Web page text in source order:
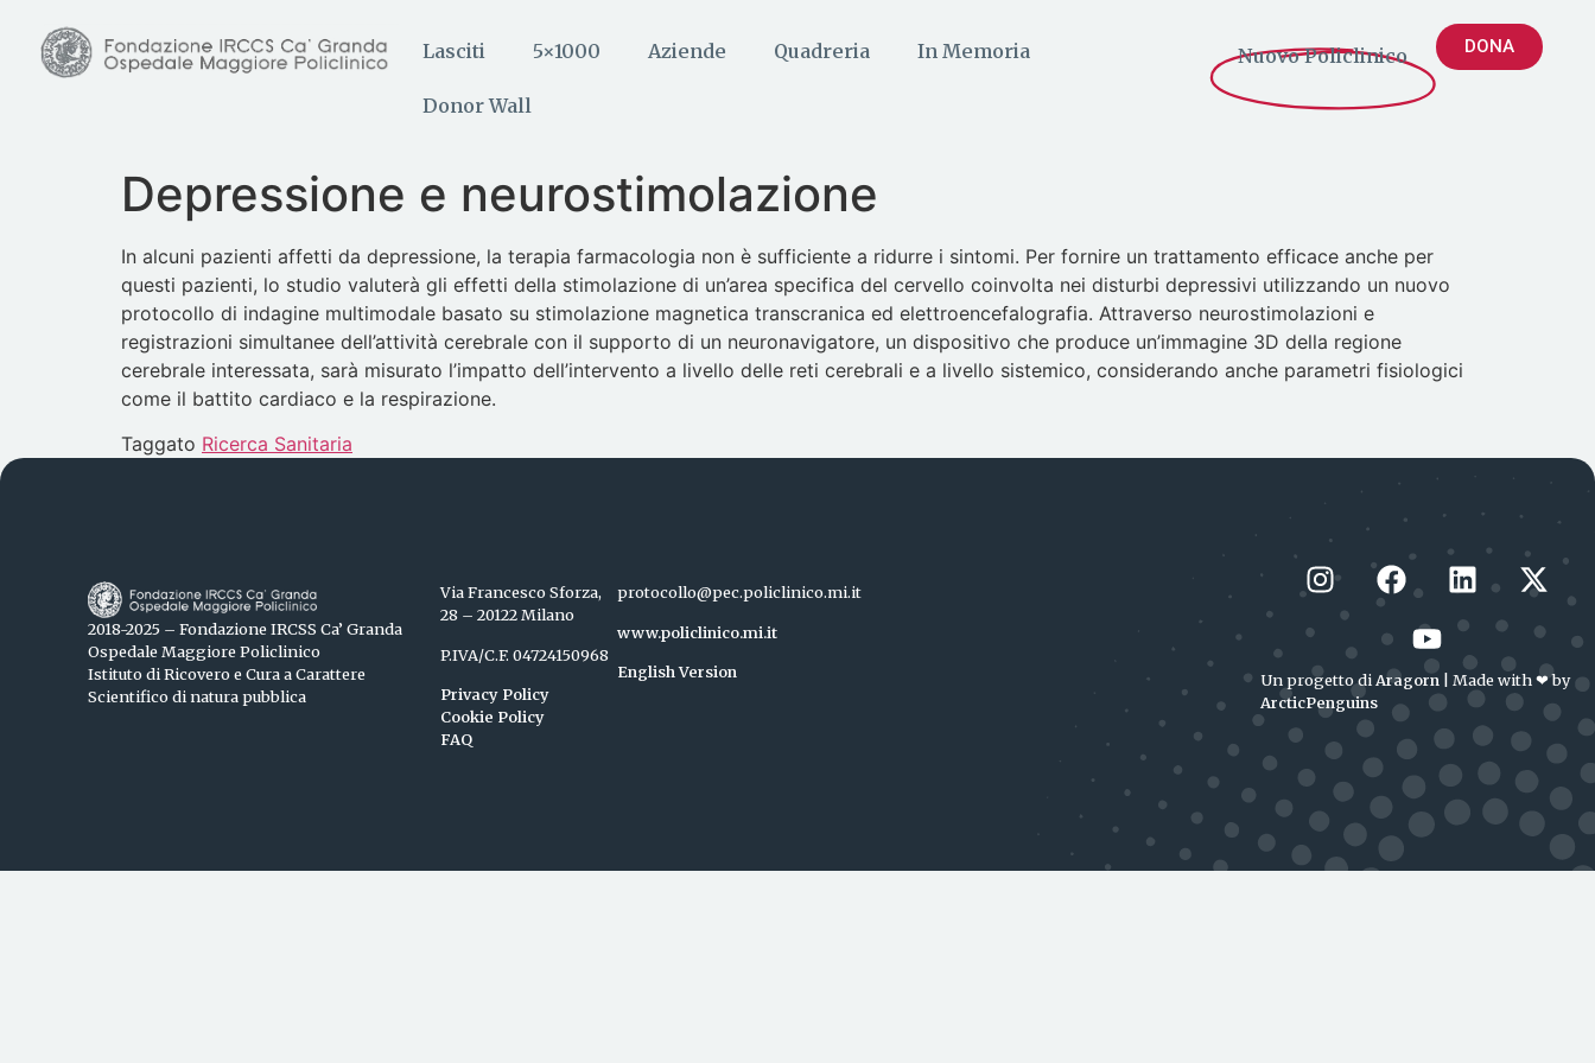
Lasciti 5×1000 Aziende Quadreria In Memoria
Donor Wall
Nuovo Policlinico DONA
Depressione e neurostimolazione
In alcuni pazienti affetti da depressione, la terapia farmacologia non è sufficiente a ridurre i sintomi. Per fornire un trattamento efficace anche per
questi pazienti, lo studio valuterà gli effetti della stimolazione di un’area specifica del cervello coinvolta nei disturbi depressivi utilizzando un nuovo
protocollo di indagine multimodale basato su stimolazione magnetica transcranica ed elettroencefalografia. Attraverso neurostimolazioni e
registrazioni simultanee dell’attività cerebrale con il supporto di un neuronavigatore, un dispositivo che produce un’immagine 3D della regione
cerebrale interessata, sarà misurato l’impatto dell’intervento a livello delle reti cerebrali e a livello sistemico, considerando anche parametri fisiologici
come il battito cardiaco e la respirazione.
Taggato Ricerca Sanitaria
2018-2025 – Fondazione IRCSS Ca’ Granda
Ospedale Maggiore Policlinico
Istituto di Ricovero e Cura a Carattere
Scientifico di natura pubblica
Via Francesco Sforza,
28 – 20122 Milano
P.IVA/C.F. 04724150968
Privacy Policy
Cookie Policy
FAQ
protocollo@pec.policlinico.mi.it
www.policlinico.mi.it
English Version Un progetto di Aragorn | Made with ❤︎ by
ArcticPenguins